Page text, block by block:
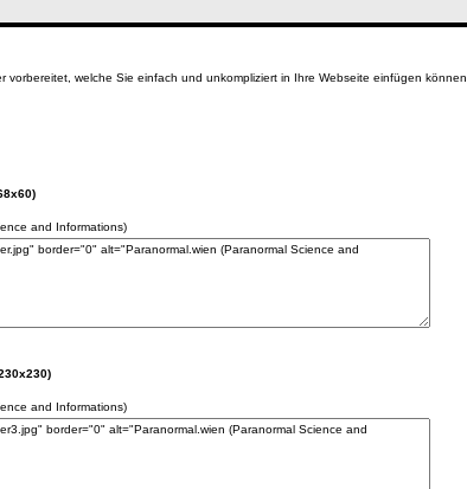
welche Sie einfach und unkompliziert in Ihre Webseite einfügen können.